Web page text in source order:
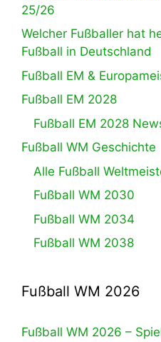
25/26
Welcher Fußballer hat
Fußball in Deutschland
Fußball EM &
Fußball EM 2028
Fußball EM 2028
Fußball WM Geschichte
Alle Fußball
Fußball WM 2030
Fußball WM 2034
Fußball WM 2038
Fußball WM 2026
Fußball WM 2026 –